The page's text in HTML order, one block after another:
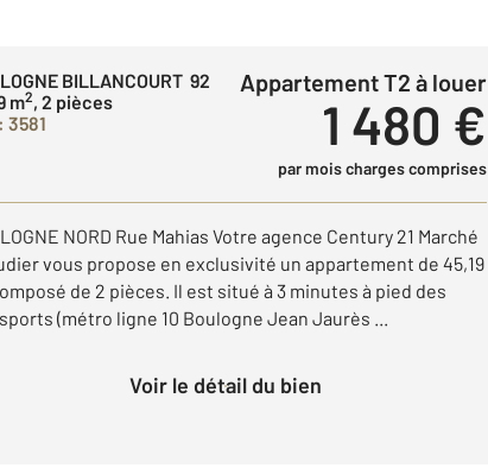
BILLANCOURT 92
m2, 2 pièces
3581
Appartement T2 à louer
1 480 €
par mois charges comprises
NORD Rue Mahias Votre agence Century 21 Marché
vous propose en exclusivité un appartement de 45,19
de 2 pièces. Il est situé à 3 minutes à pied des
(métro ligne 10 Boulogne Jean Jaurès ...
Voir le détail du bien